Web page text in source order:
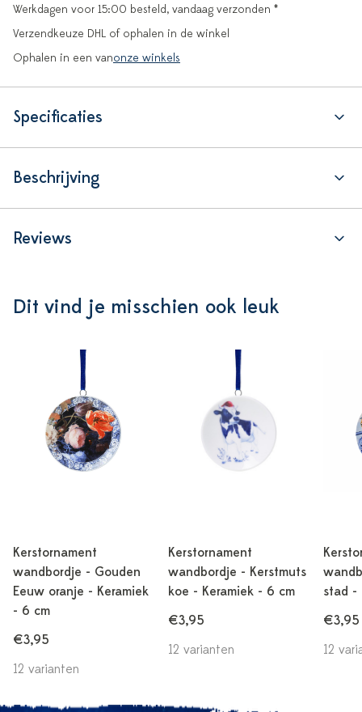
Werkdagen voor 15:00 besteld, vandaag verzonden *
Verzendkeuze DHL of ophalen in de winkel
Ophalen in een vanonze winkels
Specificaties
Beschrijving
Reviews
Dit vind je misschien ook leuk
Kerstornament
wandbordje - Gouden
Eeuw oranje - Keramiek
- 6 cm
€3,95
12 varianten
Kerstornament
wandbordje - Kerstmuts
koe - Keramiek - 6 cm
€3,95
12 varianten
stad -
€3,95
12